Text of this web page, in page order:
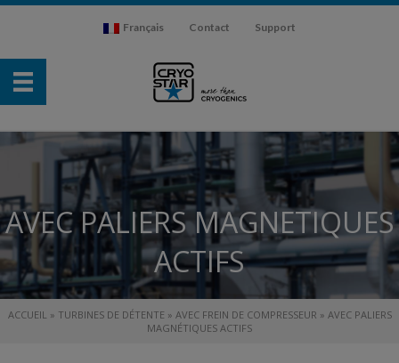
Français Contact Support
AVEC PALIERS MAGNETIQUES
ACTIFS
ACCUEIL » TURBINES DE DÉTENTE » AVEC FREIN DE COMPRESSEUR » AVEC PALIERS
MAGNÉTIQUES ACTIFS